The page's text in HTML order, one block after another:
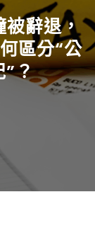
被辭退，
區分“公
”？